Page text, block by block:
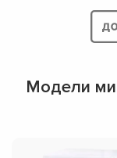
Модели